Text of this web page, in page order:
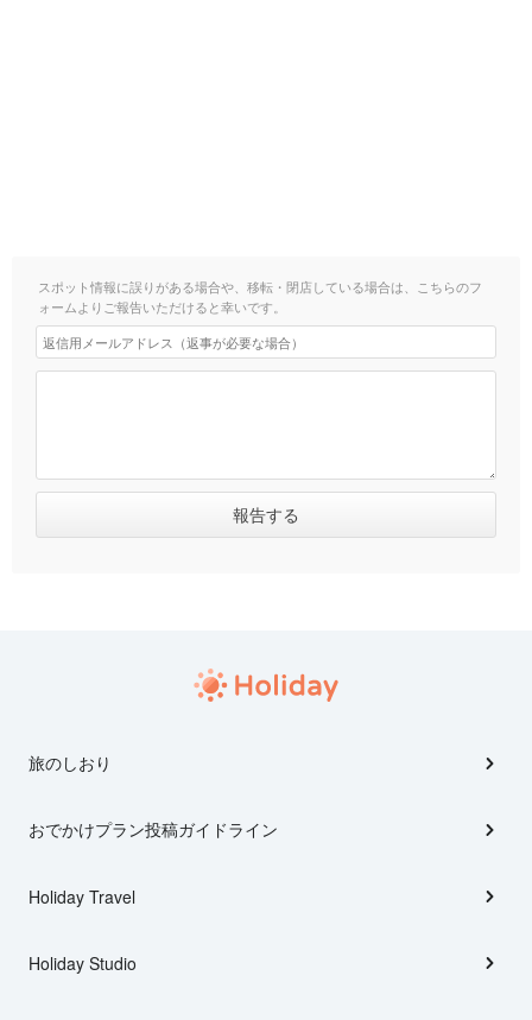
スポット情報に誤りがある場合や、移転・閉店している場合は、こちらのフ
ォームよりご報告いただけると幸いです。
旅のしおり
おでかけプラン投稿ガイドライン
Holiday Travel
Holiday Studio